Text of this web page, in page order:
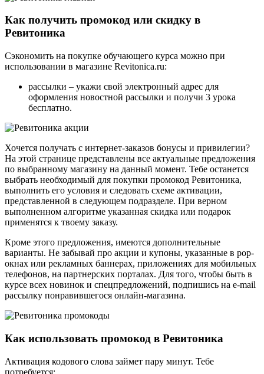
Как получить промокод или скидку в
Ревитоника
Сэкономить на покупке обучающего курса можно при
использовании в магазине Revitonica.ru:
рассылки – укажи свой электронный адрес для
оформления новостной рассылки и получи 3 урока
бесплатно.
Хочется получать с интернет-заказов бонусы и привилегии?
На этой странице представлены все актуальные предложения
по выбранному магазину на данный момент. Тебе останется
выбрать необходимый для покупки промокод Ревитоника,
выполнить его условия и следовать схеме активации,
представленной в следующем подразделе. При верном
выполненном алгоритме указанная скидка или подарок
применятся к твоему заказу.
Кроме этого предложения, имеются дополнительные
варианты. Не забывай про акции и купоны, указанные в pop-
окнах или рекламных баннерах, приложениях для мобильных
телефонов, на партнерских порталах. Для того, чтобы быть в
курсе всех новинок и спецпредложений, подпишись на e-mail
рассылку понравившегося онлайн-магазина.
Как использовать промокод в Ревитоника
Активация кодового слова займет пару минут. Тебе
потребуется: